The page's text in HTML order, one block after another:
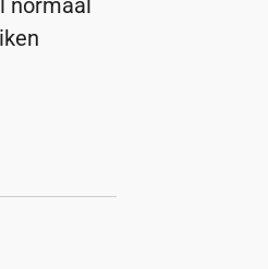
normaal